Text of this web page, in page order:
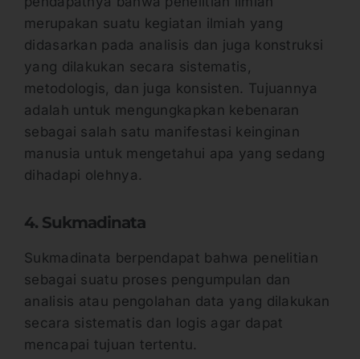
merupakan suatu kegiatan ilmiah yang
didasarkan pada analisis dan juga konstruksi
yang dilakukan secara sistematis,
metodologis, dan juga konsisten. Tujuannya
adalah untuk mengungkapkan kebenaran
sebagai salah satu manifestasi keinginan
manusia untuk mengetahui apa yang sedang
dihadapi olehnya.
4. Sukmadinata
Sukmadinata berpendapat bahwa penelitian
sebagai suatu proses pengumpulan dan
analisis atau pengolahan data yang dilakukan
secara sistematis dan logis agar dapat
mencapai tujuan tertentu.